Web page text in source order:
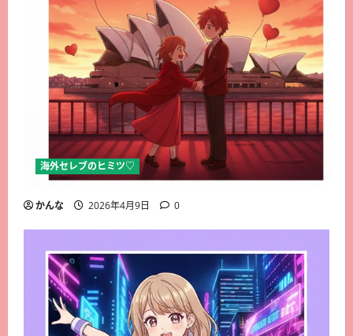
海外セレブのヒミツ♡
かんな 2026年4月9日 0